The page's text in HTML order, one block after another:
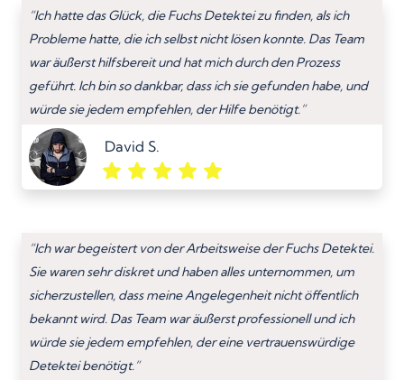
“Ich hatte das Glück, die Fuchs Detektei zu finden, als ich
Probleme hatte, die ich selbst nicht lösen konnte. Das Team
war äußerst hilfsbereit und hat mich durch den Prozess
geführt. Ich bin so dankbar, dass ich sie gefunden habe, und
würde sie jedem empfehlen, der Hilfe benötigt.”
David S.
“Ich war begeistert von der Arbeitsweise der Fuchs Detektei.
Sie waren sehr diskret und haben alles unternommen, um
sicherzustellen, dass meine Angelegenheit nicht öffentlich
bekannt wird. Das Team war äußerst professionell und ich
würde sie jedem empfehlen, der eine vertrauenswürdige
Detektei benötigt.”